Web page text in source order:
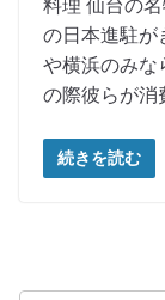
料理 仙台の
の日本進駐が
や横浜のみな
の際彼らが消
続きを読む